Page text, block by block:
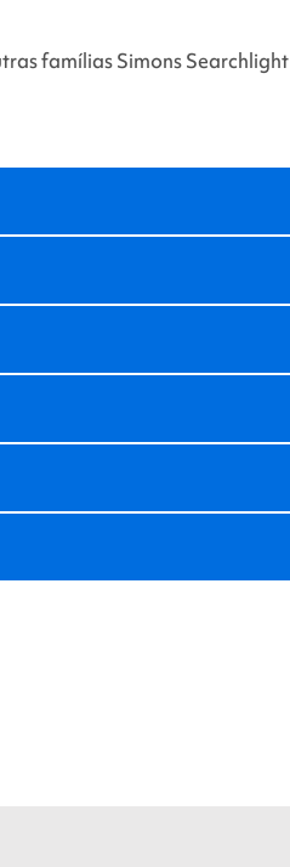
famíliasSimons Searchlight